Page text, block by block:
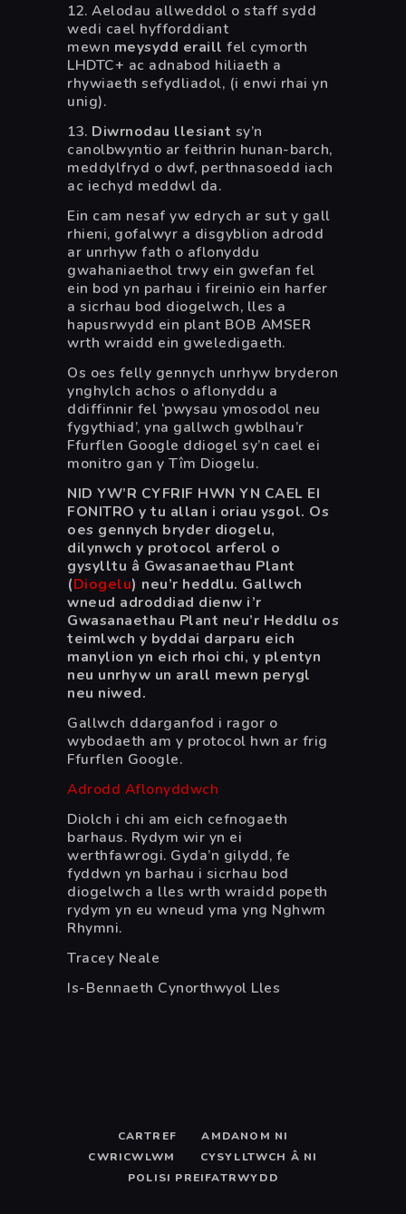
12. Aelodau allweddol o staff sydd
wedi cael hyfforddiant
mewn meysydd eraill fel cymorth
LHDTC+ ac adnabod hiliaeth a
rhywiaeth sefydliadol, (i enwi rhai yn
unig).
13. Diwrnodau llesiant sy’n
canolbwyntio ar feithrin hunan-barch,
meddylfryd o dwf, perthnasoedd iach
ac iechyd meddwl da.
Ein cam nesaf yw edrych ar sut y gall
rhieni, gofalwyr a disgyblion adrodd
ar unrhyw fath o aflonyddu
gwahaniaethol trwy ein gwefan fel
ein bod yn parhau i fireinio ein harfer
a sicrhau bod diogelwch, lles a
hapusrwydd ein plant BOB AMSER
wrth wraidd ein gweledigaeth.
Os oes felly gennych unrhyw bryderon
ynghylch achos o aflonyddu a
ddiffinnir fel ‘pwysau ymosodol neu
fygythiad’, yna gallwch gwblhau’r
Ffurflen Google ddiogel sy’n cael ei
monitro gan y Tîm Diogelu.
NID YW’R CYFRIF HWN YN CAEL EI
FONITRO y tu allan i oriau ysgol. Os
oes gennych bryder diogelu,
dilynwch y protocol arferol o
gysylltu â Gwasanaethau Plant
(Diogelu) neu’r heddlu. Gallwch
wneud adroddiad dienw i’r
Gwasanaethau Plant neu’r Heddlu os
teimlwch y byddai darparu eich
manylion yn eich rhoi chi, y plentyn
neu unrhyw un arall mewn perygl
neu niwed.
Gallwch ddarganfod i ragor o
wybodaeth am y protocol hwn ar frig
Ffurflen Google.
Adrodd Aflonyddwch
Diolch i chi am eich cefnogaeth
barhaus. Rydym wir yn ei
werthfawrogi. Gyda’n gilydd, fe
fyddwn yn barhau i sicrhau bod
diogelwch a lles wrth wraidd popeth
rydym yn eu wneud yma yng Nghwm
Rhymni.
Tracey Neale
Is-Bennaeth Cynorthwyol Lles
CARTREF
AMDANOM NI
CWRICWLWM
CYSYLLTWCH Â NI
POLISI PREIFATRWYDD